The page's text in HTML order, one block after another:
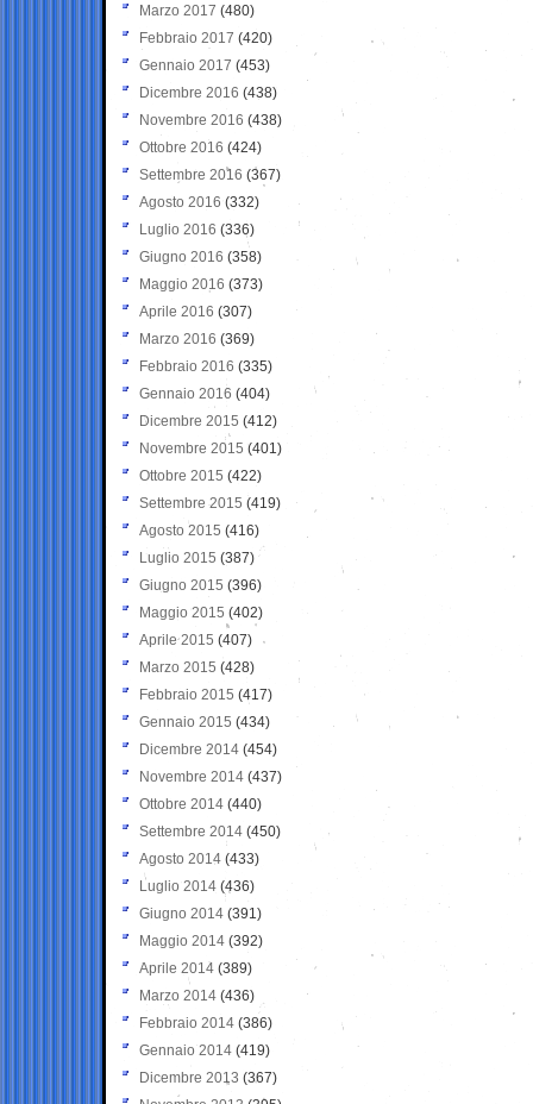
Marzo 2017 (480)
Febbraio 2017 (420)
Gennaio 2017 (453)
Dicembre 2016 (438)
Novembre 2016 (438)
Ottobre 2016 (424)
Settembre 2016 (367)
Agosto 2016 (332)
Luglio 2016 (336)
Giugno 2016 (358)
Maggio 2016 (373)
Aprile 2016 (307)
Marzo 2016 (369)
Febbraio 2016 (335)
Gennaio 2016 (404)
Dicembre 2015 (412)
Novembre 2015 (401)
Ottobre 2015 (422)
Settembre 2015 (419)
Agosto 2015 (416)
Luglio 2015 (387)
Giugno 2015 (396)
Maggio 2015 (402)
Aprile 2015 (407)
Marzo 2015 (428)
Febbraio 2015 (417)
Gennaio 2015 (434)
Dicembre 2014 (454)
Novembre 2014 (437)
Ottobre 2014 (440)
Settembre 2014 (450)
Agosto 2014 (433)
Luglio 2014 (436)
Giugno 2014 (391)
Maggio 2014 (392)
Aprile 2014 (389)
Marzo 2014 (436)
Febbraio 2014 (386)
Gennaio 2014 (419)
Dicembre 2013 (367)